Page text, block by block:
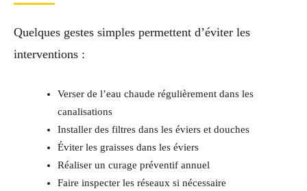
Quelques gestes simples permettent d’éviter les
interventions :
Verser de l’eau chaude régulièrement dans les
canalisations
Installer des filtres dans les éviers et douches
Éviter les graisses dans les éviers
Réaliser un curage préventif annuel
Faire inspecter les réseaux si nécessaire